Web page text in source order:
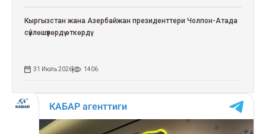
Кыргызстан жана Азербайжан президенттери Чолпон-Атада
сүйлөшүүлөрдү өткөрдү
31 Июль 2026 1406